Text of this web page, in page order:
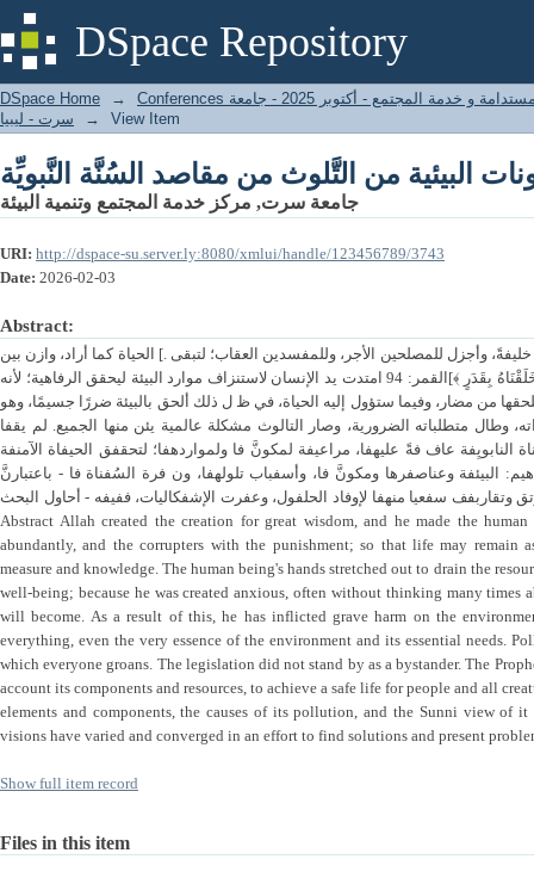
DSpace Repository
البيئية من التَّلوث من مقاصد السُنَّة النَّبويِّة
DSpace Home →
المؤتمر الدولي الأول - التنمية المستدامة و خدمة المجتمع - أكتوبر 2025 - جامعة
سرت - ليبيا
→ View Item
البيئية من التَّلوث من مقاصد السُنَّة النَّبويِّة
جامعة سرت, مركز خدمة المجتمع وتنمية البيئة
URI: http://dspace-su.server.ly:8080/xmlui/handle/123456789/3743
Date: 2026-02-03
Abstract:
وأجزل للمصلحين الأجر، وللمفسدين العقاب؛ لتبقى .] الحياة كما أراد، وازن بين
الموجودات كلها بقدر وعلم﴿ إِانَّ كُل شَيْءٍ خَلَقْنَاهُ بِقَدَرٍ ﴾]القمر: 94 امتدت يد الإنسان لاستنزاف موارد البيئة ليحقق الرفاهية؛ لأنه
من مضار، وفيما ستؤول إليه الحياة، في ظ ل ذلك ألحق بالبيئة ضررًا جسيمًا، وهو
متطلباته الضرورية، وصار التالوث مشكلة عالمية يئن منها الجميع. لم يقفا
النابويِفة عاف فةً عليهفا، مراعيفة لمكونَّ فا ولمواردهفا؛ لتحقفق الحيفاة الآمنفة
البيئفة وعناصفرها ومكونَّ فا، وأسفباب تلولهفا، ون فرة السُفناة فا - باعتبارنَّ
سفعيا منهفا لإوفاد الحلفول، وعفرت الإشفكاليات، ففيفه - أحاول البحث.
Abstract Allah created the creation for great wisdom, and he made the
abundantly, and the corrupters with the punishment; so that life may remain
measure and knowledge. The human being's hands stretched out to drain the
well-being; because he was created anxious, often without thinking many times
will become. As a result of this, he has inflicted grave harm on the
everything, even the very essence of the environment and its essential needs.
which everyone groans. The legislation did not stand by as a bystander. The
account its components and resources, to achieve a safe life for people and all
elements and components, the causes of its pollution, and the Sunni view of
visions have varied and converged in an effort to find solutions and present
Show full item record
Files in this item